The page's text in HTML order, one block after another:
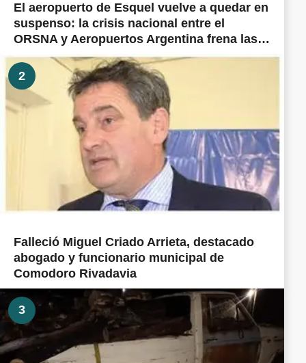
El aeropuerto de Esquel vuelve a quedar en
suspenso: la crisis nacional entre el
ORSNA y Aeropuertos Argentina frena las
obras prometidas en todo el país
2
Falleció Miguel Criado Arrieta, destacado
abogado y funcionario municipal de
Comodoro Rivadavia
3